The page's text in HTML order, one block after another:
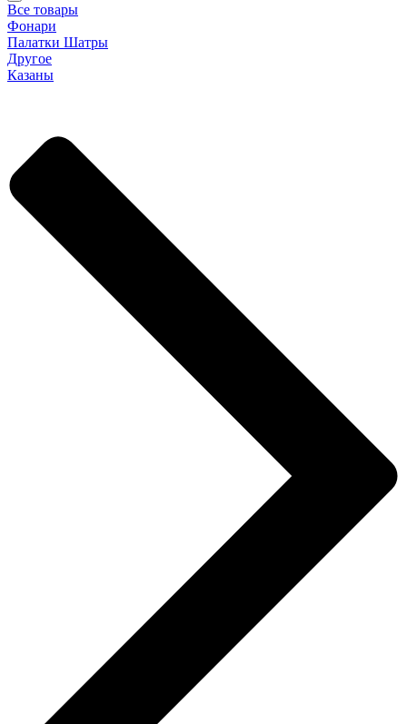
Все товары
Фонари
Палатки Шатры
Другое
Казаны